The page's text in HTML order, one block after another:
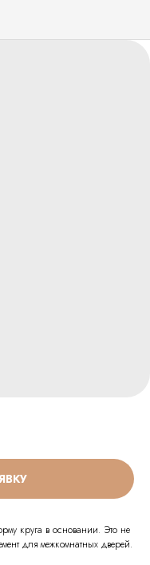
круга в основании. Это не
для межкомнатных дверей.